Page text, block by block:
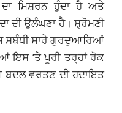
ਮਿਸ਼ਰਨ ਹੁੰਦਾ ਹੈ ਅਤੇ
ਦੀ ਉਲੰਘਣਾ ਹੈ। ਸ਼੍ਰੋਮਣੀ
ਸਬੰਧੀ ਸਾਰੇ ਗੁਰਦੁਆਰਿਆਂ
ਇਸ ’ਤੇ ਪੂਰੀ ਤਰ੍ਹਾਂ ਰੋਕ
ਵਰਤਣ ਦੀ ਹਦਾਇਤ